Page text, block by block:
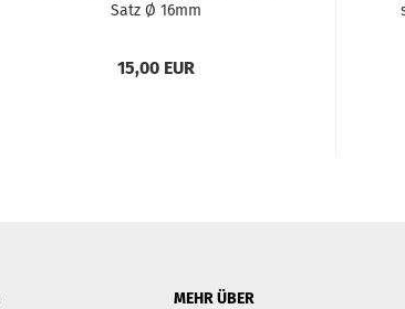
Satz Ø 16mm
15,00 EUR
MEHR ÜBER